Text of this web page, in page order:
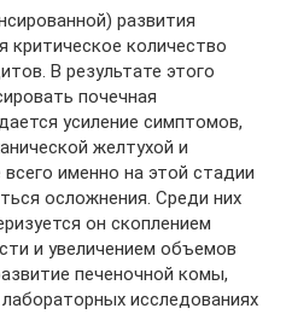
развития
критическое количество
В результате этого
почечная
усиление симптомов,
желтухой и
именно на этой стадии
осложнения. Среди них
он скоплением
и увеличением объемов
печеночной комы,
исследованиях